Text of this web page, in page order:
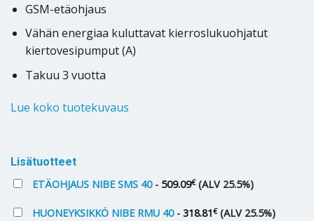
GSM-etäohjaus
Vähän energiaa kuluttavat kierroslukuohjatut
kiertovesipumput (A)
Takuu 3 vuotta
Lue koko tuotekuvaus
Lisätuotteet
ETÄOHJAUS NIBE SMS 40- 509.09€ (ALV 25.5%)
HUONEYKSIKKÖ NIBE RMU 40- 318.81€ (ALV 25.5%)